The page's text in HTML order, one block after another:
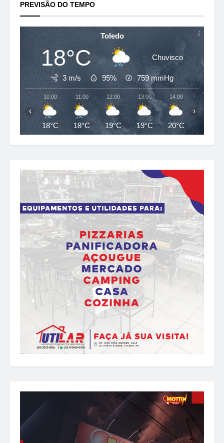
PREVISÃO DO TEMPO
Toledo
18°C Chuvisco
3 m/s 95% 759mmHg
10:00
18°C
11:00
18°C
12:00
19°C
13:00
19°C
14:00
20°C
15:00
21°C
‹ ›